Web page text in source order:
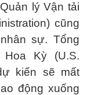
lý Vận tải
cũng
sự. Tổng
Kỳ (U.S.
kiến sẽ mất
động xuống